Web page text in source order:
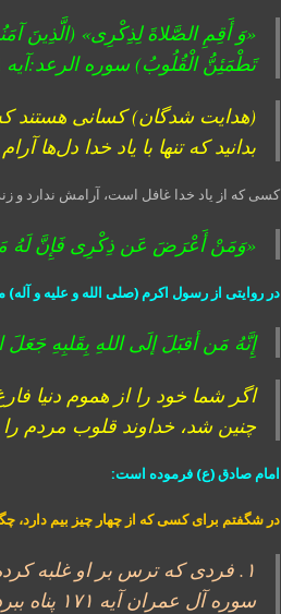
«وَ أَقِمِ الصَّلاةَ لِذِکْرِی» (الَّذِینَ
تَطْمَئِنُّ الْقُلُوبُ) سوره الرعد:آیه ۲۸
(هدایت شدگان) کسانی هستند که
بدانید که تنها با یاد خدا دل‌ها
کسی که از یاد خدا غافل است، آرامش ندارد و
«وَمَنْ أَعْرَضَ عَن ذِکْرِی فَإِنَّ لَهُ
در روایتی از رسول اکرم (صلی الله و علیه و آله)
إِنَّهُ مَن أقبَلَ إلَی اللهِ بِقَلبِهِ جَعَلَ
اگر شما خود را از هموم دنیا
چنین شد، خداوند قلوب مردم
امام صادق (ع) فرموده است:
در شگفتم برای کسی که از چهار چیز بیم دارد،
۱. فردی که ترس بر او غلبه
سوره آل عمران آیه ۱۷۱ پناه ببرد.